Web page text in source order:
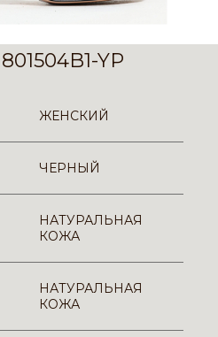
YP
ЖЕНСКИЙ
ЧЕРНЫЙ
НАТУРАЛЬНАЯ
КОЖА
НАТУРАЛЬНАЯ
КОЖА